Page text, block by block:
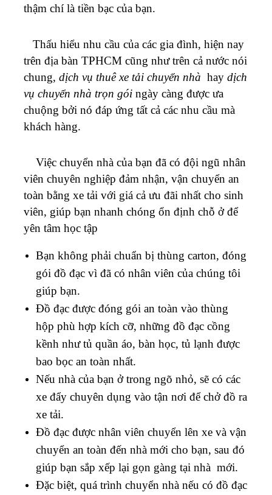
thậm chí là tiền bạc của bạn.
Thấu hiểu nhu cầu của các gia đình, hiện nay
trên địa bàn TPHCM cũng như trên cả nước nói
chung, dịch vụ thuê xe tải chuyển nhà hay dịch
vụ chuyển nhà trọn gói ngày càng được ưa
chuộng bởi nó đáp ứng tất cả các nhu cầu mà
khách hàng.
Việc chuyển nhà của bạn đã có đội ngũ nhân
viên chuyên nghiệp đảm nhận, vận chuyển an
toàn bằng xe tải với giá cả ưu đãi nhất cho sinh
viên, giúp bạn nhanh chóng ổn định chỗ ở để
yên tâm học tập
Bạn không phải chuẩn bị thùng carton, đóng
gói đồ đạc vì đã có nhân viên của chúng tôi
giúp bạn.
Đồ đạc được đóng gói an toàn vào thùng
hộp phù hợp kích cỡ, những đồ đạc cồng
kềnh như tủ quần áo, bàn học, tủ lạnh được
bao bọc an toàn nhất.
Nếu nhà của bạn ở trong ngõ nhỏ, sẽ có các
xe đẩy chuyên dụng vào tận nơi để chở đồ ra
xe tải.
Đồ đạc được nhân viên chuyển lên xe và vận
chuyển an toàn đến nhà mới cho bạn, sau đó
giúp bạn sắp xếp lại gọn gàng tại nhà mới.
Đặc biệt, quá trình chuyển nhà nếu có đồ đạc